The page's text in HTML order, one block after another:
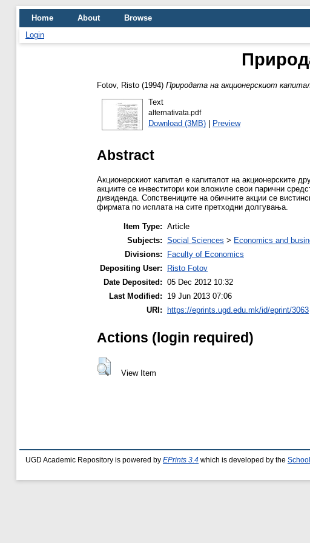
Home About
Browse
Login
Fotov, Risto (1994) Природата на акционерскиот
Text
alternativata.pdf
Download (3MB)| Preview
Abstract
Акционерскиот капитал е капиталот на акционерските
акциите се инвеститори кои вложиле свои парични
дивиденда. Сопствениците на обичните акции се
фирмата по исплата на сите претходни долгувања.
Item Type: Article
Subjects: Social Sciences > Economics and
Divisions:
Faculty of Economics
Depositing User:
Risto Fotov
Date Deposited: 05 Dec 2012 10:32
Last Modified:
19 Jun 2013 07:06
URI:
https://eprints.ugd.edu.mk/id/eprint/3063
Actions (login required)
View Item
UGD Academic Repository is powered by EPrints 3.4 which is developed by the